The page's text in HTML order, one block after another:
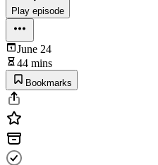
Play episode
June 24
44 mins
Bookmarks